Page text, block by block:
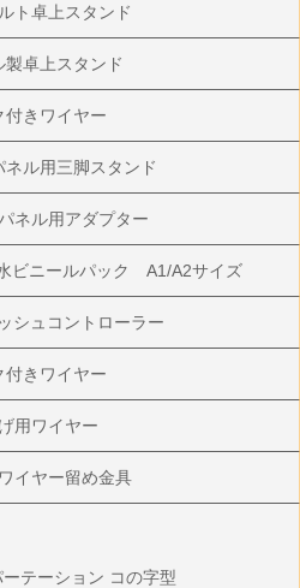
ト卓上スタンド
製卓上スタンド
付きワイヤー
ネル用三脚スタンド
ネル用アダプター
ビニールパック A1/A2サイズ
シュコントローラー
付きワイヤー
用ワイヤー
イヤー留め金具
テーション コの字型